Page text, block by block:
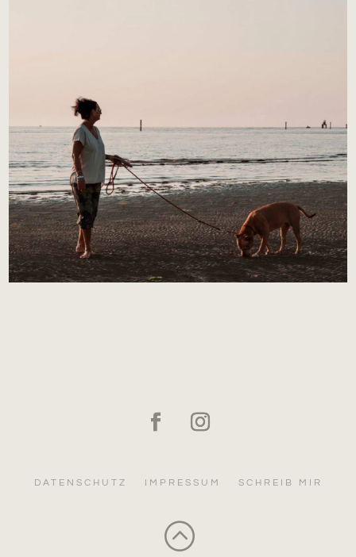
DATENSCHUTZ IMPRESSUM SCHREIB MIR
: